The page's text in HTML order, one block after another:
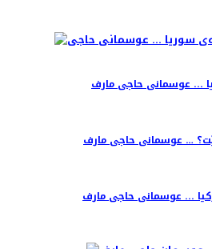
... عوسمانی حاجی مارف
… عوسمانی حاجی مارف
... عوسمانی حاجی مارف